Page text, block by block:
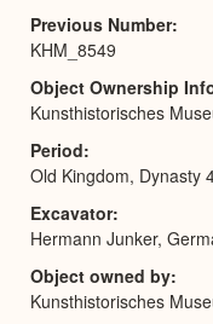
Previous Number
KHM_8549
Object Ownership
Kunsthistorisches
Period
Old Kingdom, Dynasty
Excavator
Hermann Junker,
Object owned by
Kunsthistorisches